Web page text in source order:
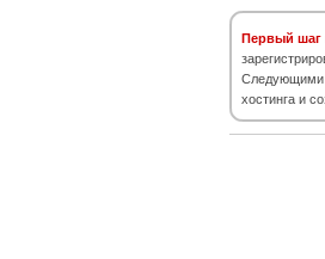
Первый шаг
Следующими
хостинга и